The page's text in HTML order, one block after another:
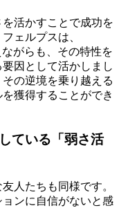
活かすことで成功を
ェルプスは、
がらも、その特性を
因として活かしまし
の逆境を乗り越える
獲得することができ
ている「弱さ活
人たちも同様です。
ンに自信がないと感